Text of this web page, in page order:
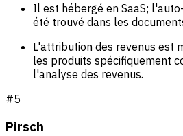
Il est hébergé en SaaS;
été trouvé dans les
L'attribution des revenus est
les produits spécifiquement
l'analyse des revenus.
#5
Pirsch